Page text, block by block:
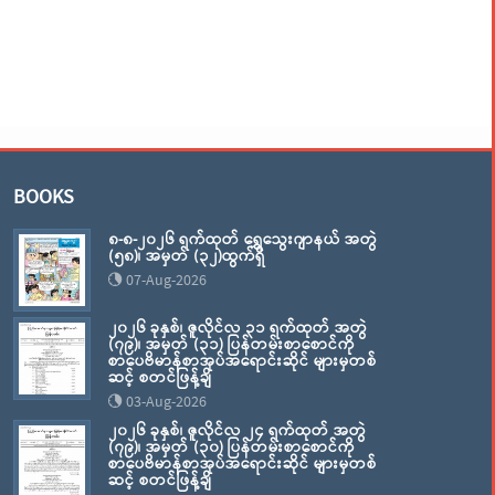
BOOKS
၈-၈-၂၀၂၆ ရက်ထုတ် ရွှေသွေးဂျာနယ် အတွဲ
(၅၈)၊ အမှတ် (၃၂)ထွက်ရှိ
07-Aug-2026
၂၀၂၆ ခုနှစ်၊ ဇူလိုင်လ ၃၁ ရက်ထုတ် အတွဲ
(၇၉)၊ အမှတ် (၃၁) ပြန်တမ်းစာစောင်ကို
စာပေဗိမာန်စာအုပ်အရောင်းဆိုင် များမှတစ်
ဆင့် စတင်ဖြန့်ချိ
03-Aug-2026
၂၀၂၆ ခုနှစ်၊ ဇူလိုင်လ ၂၄ ရက်ထုတ် အတွဲ
(၇၉)၊ အမှတ် (၃၀) ပြန်တမ်းစာစောင်ကို
စာပေဗိမာန်စာအုပ်အရောင်းဆိုင် များမှတစ်
ဆင့် စတင်ဖြန့်ချိ